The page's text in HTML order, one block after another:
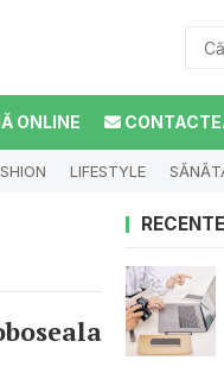
ONLINE
LIFESTYLE
RECENTE